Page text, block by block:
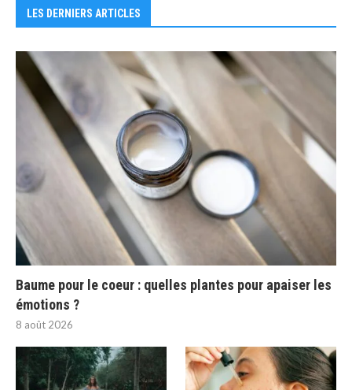
LES DERNIERS ARTICLES
Baume pour le coeur : quelles plantes pour apaiser les
émotions ?
8 août 2026